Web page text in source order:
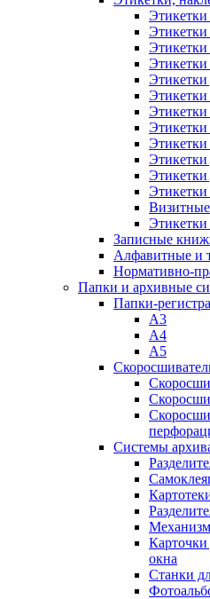
Этикетки
Этикетки
Этикетки
Этикетки
Этикетки
Этикетки
Этикетки
Этикетки
Этикетки
Записные
Алфавитные и
Нормативно-
Папки и архивные
Папки-
А3
А4
А5
Системы
Карточки
окна
Станки